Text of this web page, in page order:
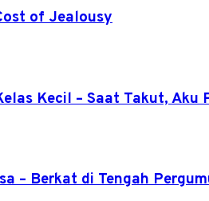
of Jealousy
Kecil – Saat Takut, Aku
– Berkat di Tengah